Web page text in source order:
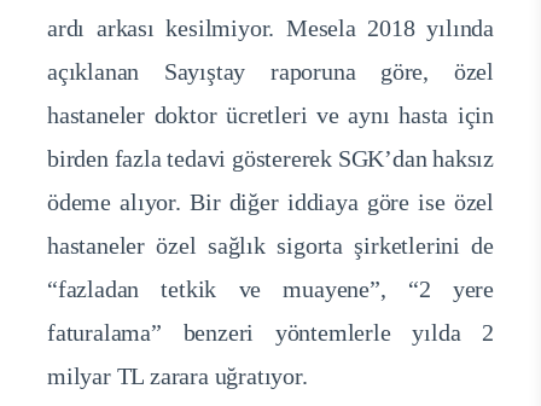
ardı arkası kesilmiyor. Mesela 2018 yılında
açıklanan Sayıştay raporuna göre, özel
hastaneler doktor ücretleri ve aynı hasta için
birden fazla tedavi göstererek SGK’dan haksız
ödeme alıyor. Bir diğer iddiaya göre ise özel
hastaneler özel sağlık sigorta şirketlerini de
“fazladan tetkik ve muayene”, “2 yere
faturalama” benzeri yöntemlerle yılda 2
milyar TL zarara uğratıyor.